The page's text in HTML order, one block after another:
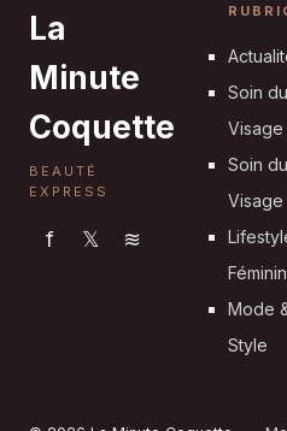
La
Minute
Coquette
BEAUTÉ
EXPRESS
f 𝕏 ≋
Soin du
Visage
Soin du
Visage
Féminin
Mode
Style